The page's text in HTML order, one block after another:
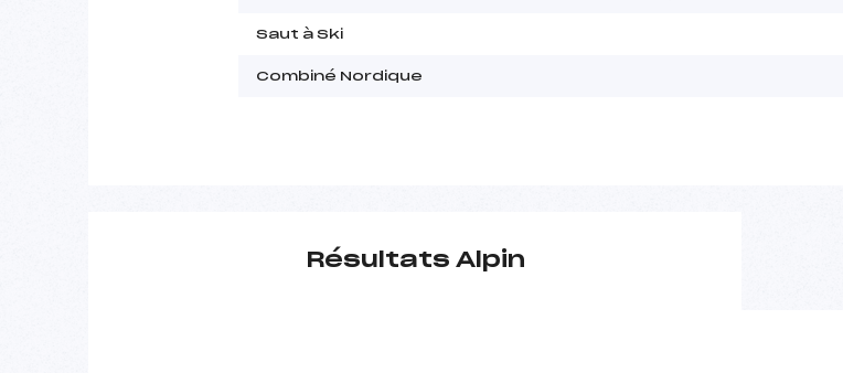
Saut à Ski
Combiné Nordique
Résultats Alpin